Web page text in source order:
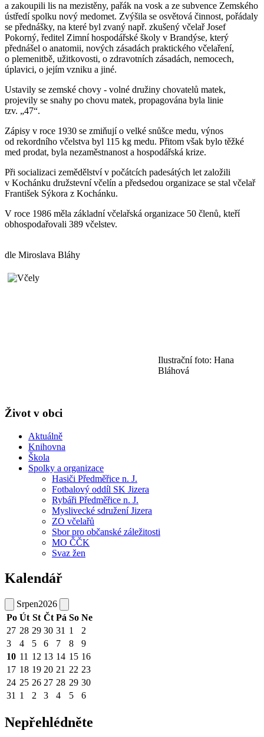
a zakoupili lis na mezistěny, pařák na vosk a ze subvence Zemského
ústředí spolku nový medomet. Zvýšila se osvětová činnost, pořádaly
se přednášky, na které byl zvaný např. zkušený včelař Josef
Pokorný, ředitel Zimní hospodářské školy v Brandýse, který
přednášel o anatomii, nových zásadách praktického včelaření,
o plemenitbě, užitkovosti, o zdravotních zásadách, nemocech,
úplavici, o jejím vzniku a jiné.
Ustavily se zemské chovy - volné družiny chovatelů matek,
projevily se snahy po chovu matek, propagována byla linie
tzv. „47“.
Zápisy v roce 1930 se zmiňují o velké snůšce medu, výnos
od rekordního včelstva byl 115 kg medu. Přitom však bylo těžké
med prodat, byla nezaměstnanost a hospodářská krize.
Při socializaci zemědělství v počátcích padesátých let založili
v Kochánku družstevní včelín a předsedou organizace se stal včelař
František Sýkora z Kochánku.
V roce 1986 měla základní včelařská organizace 50 členů, kteří
obhospodařovali 389 včelstev.
dle Miroslava Bláhy
Ilustrační foto: Hana
Bláhová
Život v obci
Aktuálně
Knihovna
Škola
Spolky a organizace
Hasiči Předměřice n. J.
Fotbalový oddíl SK Jizera
Rybáři Předměřice n. J.
Myslivecké sdružení Jizera
ZO včelařů
Sbor pro občanské záležitosti
MO ČČK
Svaz žen
Kalendář
Srpen2026
Po Út St Čt Pá So Ne
27 28 29 30 31 1
2
3
4 5 6 7 8
9
10 11 12 13 14 15 16
17 18 19 20 21 22 23
24 25 26 27 28 29 30
31 1 2 3 4 5 6
Nepřehlédněte